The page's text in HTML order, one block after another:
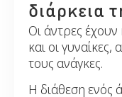
διάρκεια
Οι άντρες
και οι γυναίκες,
τους ανάγκες.
Η διάθεση ενός